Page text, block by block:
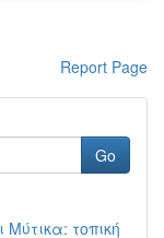
Report Page
Go
τοπική